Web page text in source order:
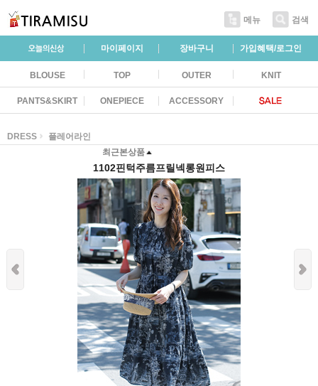
메뉴 검색
마이페이지 장바구니 가입혜택/로그인
BLOUSE TOP OUTER KNIT
PANTS&SKIRT ONEPIECE ACCESSORY
DRESS
플레어라인
최근본상품
1102핀턱주름프릴넥롱원피스